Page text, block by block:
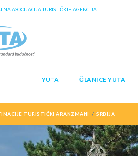
ASOCIJACIJA TURISTIČKIH AGENCIJA
YUTA ČLANICE YUTA
TURISTIČKI ARANZMANI SRBIJA